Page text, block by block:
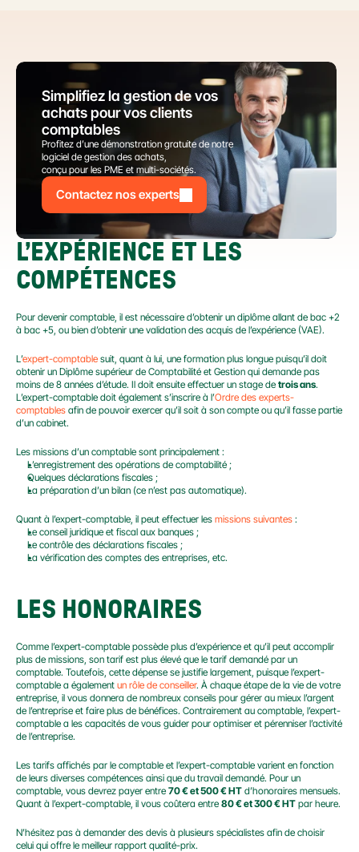
Simplifiez la gestion de vos
achats pour vos clients
comptables
Profitez d’une démonstration gratuite de notre
logiciel de gestion des achats,
conçu pour les PME et multi-sociétés.
Contactez nos experts
L’EXPÉRIENCE ET LES
COMPÉTENCES
Pour devenir comptable, il est nécessaire d’obtenir un diplôme allant de bac +2
à bac +5, ou bien d’obtenir une validation des acquis de l’expérience (VAE).
L’expert-comptable suit, quant à lui, une formation plus longue puisqu’il doit
obtenir un Diplôme supérieur de Comptabilité et Gestion qui demande pas
moins de 8 années d’étude. Il doit ensuite effectuer un stage de trois ans.
L’expert-comptable doit également s’inscrire à l’Ordre des experts-
comptables afin de pouvoir exercer qu’il soit à son compte ou qu’il fasse partie
d’un cabinet.
Les missions d’un comptable sont principalement :
L’enregistrement des opérations de comptabilité ;
Quelques déclarations fiscales ;
La préparation d’un bilan (ce n’est pas automatique).
Quant à l’expert-comptable, il peut effectuer les missions suivantes :
Le conseil juridique et fiscal aux banques ;
Le contrôle des déclarations fiscales ;
La vérification des comptes des entreprises, etc.
LES HONORAIRES
Comme l’expert-comptable possède plus d’expérience et qu’il peut accomplir
plus de missions, son tarif est plus élevé que le tarif demandé par un
comptable. Toutefois, cette dépense se justifie largement, puisque l’expert-
comptable a également un rôle de conseiller. À chaque étape de la vie de votre
entreprise, il vous donnera de nombreux conseils pour gérer au mieux l’argent
de l’entreprise et faire plus de bénéfices. Contrairement au comptable, l’expert-
comptable a les capacités de vous guider pour optimiser et pérenniser l’activité
de l’entreprise.
Les tarifs affichés par le comptable et l’expert-comptable varient en fonction
de leurs diverses compétences ainsi que du travail demandé. Pour un
comptable, vous devrez payer entre 70 € et 500 € HT d’honoraires mensuels.
Quant à l’expert-comptable, il vous coûtera entre 80 € et 300 € HT par heure.
N’hésitez pas à demander des devis à plusieurs spécialistes afin de choisir
celui qui offre le meilleur rapport qualité-prix.